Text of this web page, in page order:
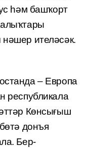
һәм башҡорт
ителәсәк.
– Европа
республикала
Көнсығыш
донъя
Бер-